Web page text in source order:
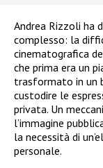
Andrea Rizzoli ha
complesso: la
cinematografica
che prima era un
trasformato in un
custodire le
privata. Un
l’immagine
la necessità di
personale.